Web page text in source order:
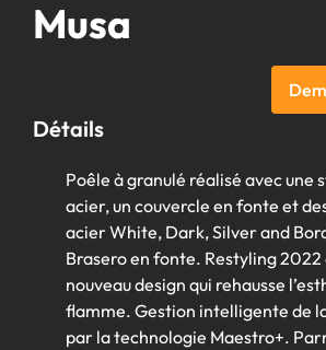
Musa
Détails
Poêle à granulé réalisé avec une
acier, un couvercle en fonte et
acier White, Dark, Silver and
Brasero en fonte. Restyling 2022
nouveau design qui rehausse
flamme. Gestion intelligente de
par la technologie Maestro+.